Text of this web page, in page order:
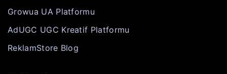
Growua UA Platformu
AdUGC UGC Kreatif Platformu
ReklamStore Blog